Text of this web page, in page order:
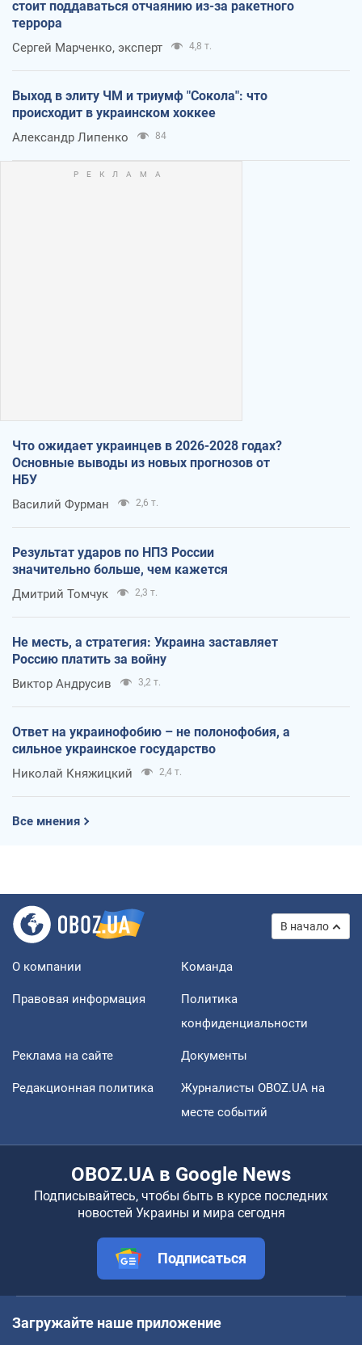
стоит поддаваться отчаянию из-за ракетного
террора
Сергей Марченко, эксперт 4,8 т.
Выход в элиту ЧМ и триумф "Сокола": что
происходит в украинском хоккее
Александр Липенко 84
Что ожидает украинцев в 2026-2028 годах?
Основные выводы из новых прогнозов от
НБУ
Василий Фурман 2,6 т.
Результат ударов по НПЗ России
значительно больше, чем кажется
Дмитрий Томчук 2,3 т.
Не месть, а стратегия: Украина заставляет
Россию платить за войну
Виктор Андрусив 3,2 т.
Ответ на украинофобию – не полонофобия, а
сильное украинское государство
Николай Княжицкий 2,4 т.
Все мнения
В начало
О компании Команда
Правовая информация
Политика
конфиденциальности
Реклама на сайте Документы
Редакционная политика
Журналисты OBOZ.UA на
месте событий
OBOZ.UA в Google News
Подписывайтесь, чтобы быть в курсе последних
новостей Украины и мира сегодня
Подписаться
Загружайте наше приложение